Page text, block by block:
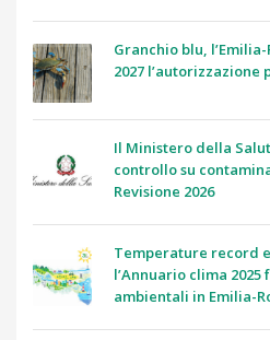
Granchio blu,
2027
Il Ministero della
controllo su
Revisione 2026
Temperature record
l’Annuario clima
ambientali in Emilia-